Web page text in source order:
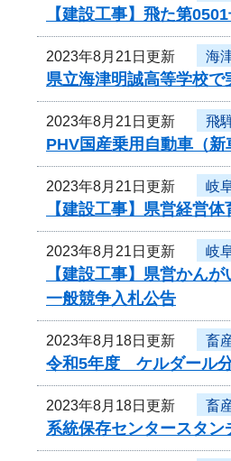
【建設工事】飛た第
2023年8月21日更新 海
県立海津明誠高等学校
2023年8月21日更新 飛
PHV国産乗用自動車（
2023年8月21日更新 岐
【建設工事】県営経営
2023年8月21日更新 岐
【建設工事】県営かん
一般競争入札公告
2023年8月18日更新 畜
令和5年度 ケルダール分
2023年8月18日更新 畜
系統保存センタースタ